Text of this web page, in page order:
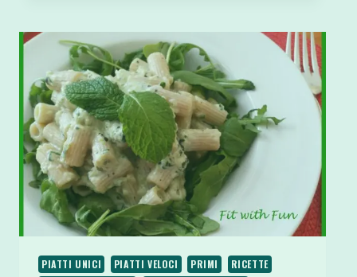
CACAO
CON
FRAGOLE
E
MANDORLE
PIATTI UNICI PIATTI VELOCI PRIMI
RICETTE